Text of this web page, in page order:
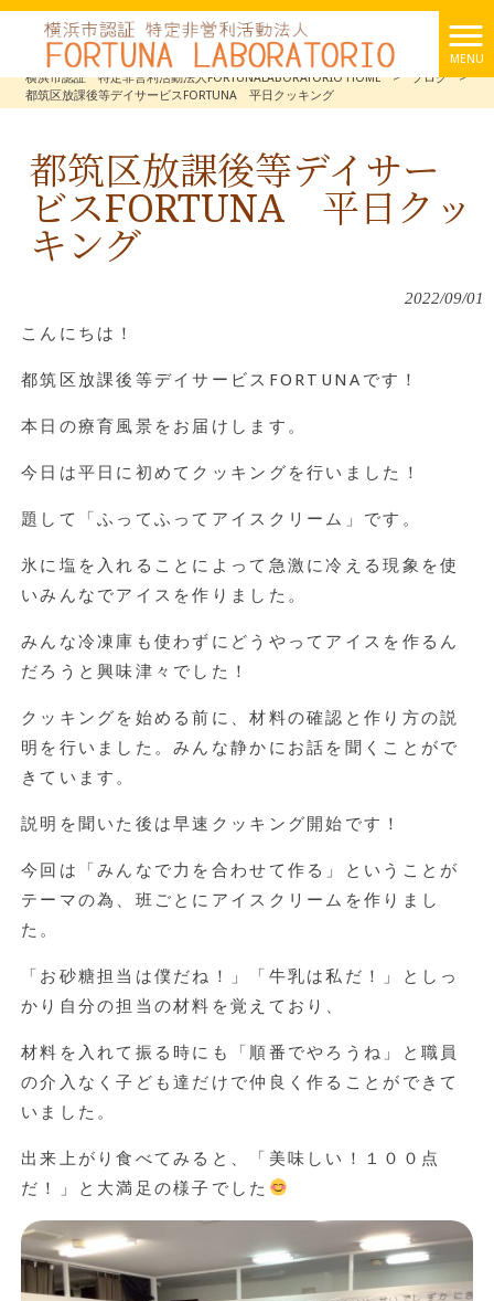
MENU
横浜市認証 特定非営利活動法人FORTUNALABORATORIO HOME
> ブログ
>
都筑区放課後等デイサービスFORTUNA 平日クッキング
都筑区放課後等デイサー
ビスFORTUNA 平日クッ
キング
2022/09/01
こんにちは！
都筑区放課後等デイサービスFORTUNAです！
本日の療育風景をお届けします。
今日は平日に初めてクッキングを行いました！
題して「ふってふってアイスクリーム」です。
氷に塩を入れることによって急激に冷える現象を使
いみんなでアイスを作りました。
みんな冷凍庫も使わずにどうやってアイスを作るん
だろうと興味津々でした！
クッキングを始める前に、材料の確認と作り方の説
明を行いました。みんな静かにお話を聞くことがで
きています。
説明を聞いた後は早速クッキング開始です！
今回は「みんなで力を合わせて作る」ということが
テーマの為、班ごとにアイスクリームを作りまし
た。
「お砂糖担当は僕だね！」「牛乳は私だ！」としっ
かり自分の担当の材料を覚えており、
材料を入れて振る時にも「順番でやろうね」と職員
の介入なく子ども達だけで仲良く作ることができて
いました。
出来上がり食べてみると、「美味しい！１００点
だ！」と大満足の様子でした